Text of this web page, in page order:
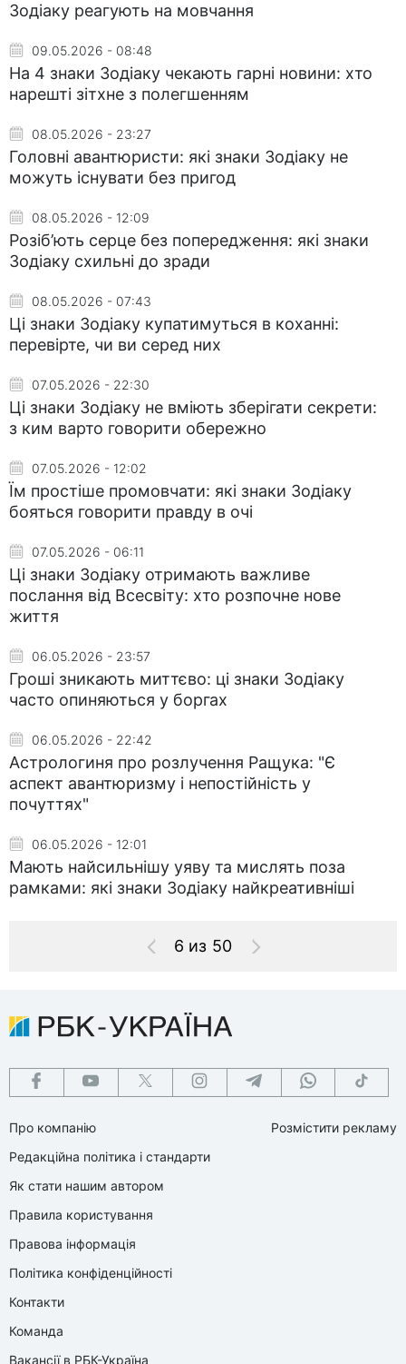
Зодіаку реагують на мовчання
09.05.2026 - 08:48
На 4 знаки Зодіаку чекають гарні новини: хто
нарешті зітхне з полегшенням
08.05.2026 - 23:27
Головні авантюристи: які знаки Зодіаку не
можуть існувати без пригод
08.05.2026 - 12:09
Розіб’ють серце без попередження: які знаки
Зодіаку схильні до зради
08.05.2026 - 07:43
Ці знаки Зодіаку купатимуться в коханні:
перевірте, чи ви серед них
07.05.2026 - 22:30
Ці знаки Зодіаку не вміють зберігати секрети:
з ким варто говорити обережно
07.05.2026 - 12:02
Їм простіше промовчати: які знаки Зодіаку
бояться говорити правду в очі
07.05.2026 - 06:11
Ці знаки Зодіаку отримають важливе
послання від Всесвіту: хто розпочне нове
життя
06.05.2026 - 23:57
Гроші зникають миттєво: ці знаки Зодіаку
часто опиняються у боргах
06.05.2026 - 22:42
Астрологиня про розлучення Ращука: "Є
аспект авантюризму і непостійність у
почуттях"
06.05.2026 - 12:01
Мають найсильнішу уяву та мислять поза
рамками: які знаки Зодіаку найкреативніші
6 из 50
Про компанію
Редакційна політика і стандарти
Як стати нашим автором
Правила користування
Правова інформація
Політика конфіденційності
Контакти
Команда
Вакансії в РБК-Україна
Розмістити рекламу